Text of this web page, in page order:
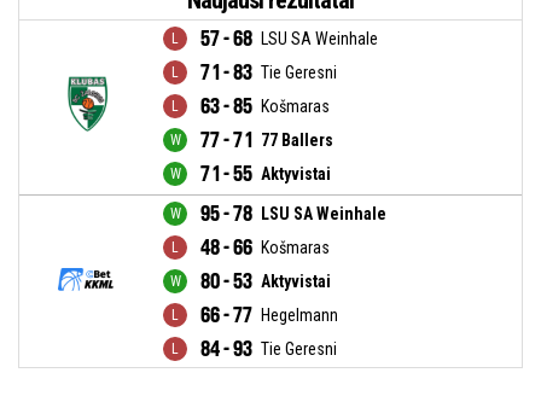
57 - 68 LSU SA Weinhale
71 - 83 Tie Geresni
63 - 85 Košmaras
77 - 71 77 Ballers
71 - 55 Aktyvistai
95 - 78 LSU SA Weinhale
48 - 66 Košmaras
80 - 53 Aktyvistai
66 - 77 Hegelmann
84 - 93 Tie Geresni